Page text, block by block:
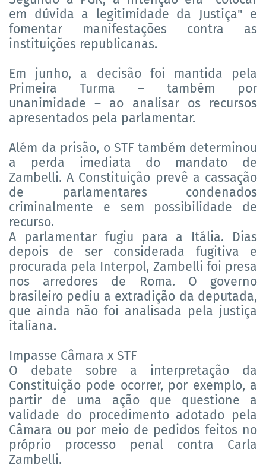
em dúvida a legitimidade da Justiça" e
fomentar manifestações contra as
instituições republicanas.
Em junho, a decisão foi mantida pela
Primeira Turma – também por
unanimidade – ao analisar os recursos
apresentados pela parlamentar.
Além da prisão, o STF também determinou
a perda imediata do mandato de
Zambelli. A Constituição prevê a cassação
de parlamentares condenados
criminalmente e sem possibilidade de
recurso.
A parlamentar fugiu para a Itália. Dias
depois de ser considerada fugitiva e
procurada pela Interpol, Zambelli foi presa
nos arredores de Roma. O governo
brasileiro pediu a extradição da deputada,
que ainda não foi analisada pela justiça
italiana.
Impasse Câmara x STF
O debate sobre a interpretação da
Constituição pode ocorrer, por exemplo, a
partir de uma ação que questione a
validade do procedimento adotado pela
Câmara ou por meio de pedidos feitos no
próprio processo penal contra Carla
Zambelli.